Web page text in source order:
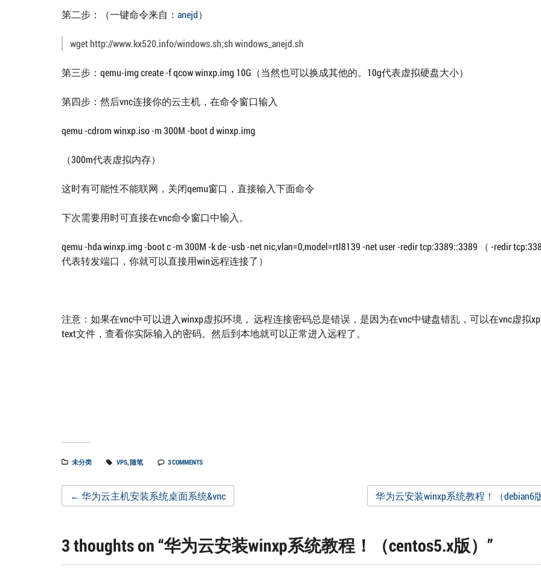
第二步：（一键命令来自： anejd）
wget http://www.kx520.info/windows.sh;sh windows_anejd.sh
第三步：qemu-img create -f qcow winxp.img 10G（当然也可以换成其他的。10g代表虚拟硬盘大小）
第四步：然后vnc连接你的云主机，在命令窗口输入
qemu -cdrom winxp.iso -m 300M -boot d winxp.img
（300m代表虚拟内存）
这时有可能性不能联网，关闭qemu窗口，直接输入下面命令
下次需要用时可直接在vnc命令窗口中输入。
qemu -hda winxp.img -boot c -m 300M -k de -usb -net nic,vlan=0,model=rtl8139 -net user -redir tcp:3389::3389 （ -redir
代表转发端口，你就可以直接用win远程连接了）
注意：如果在vnc中可以进入winxp虚拟环境， 远程连接密码总是错误，是因为在vnc中键盘错乱，可以在vnc虚拟
text文件，查看你实际输入的密码。然后到本地就可以正常进入远程了。
未分类 VPS,随笔 3 COMMENTS
Post
navigation
← 华为云主机安装系统桌面系统&vnc 华为云安装winxp系统教程！（debian6
3 thoughts on “华为云安装winxp系统教程！（centos5.x版） ”